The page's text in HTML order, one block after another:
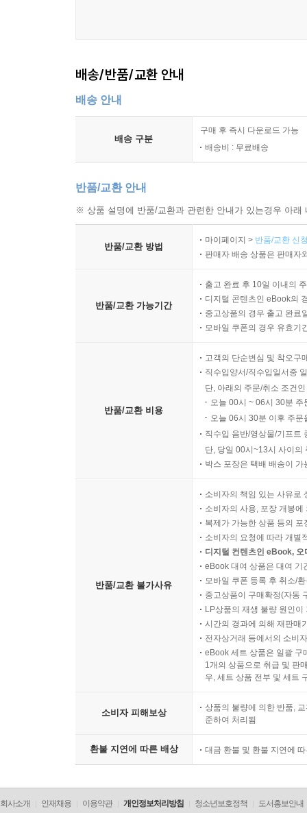
배송/반품/교환 안내
배송 안내
배송 구분
구매 후 즉시 다운로드 가능
배송비 : 무료배송
반품/교환 안내
※ 상품 설명에 반품/교환과 관련한 안내가 있는경우 아
반품/교환 방법
마이페이지 > 반품/교환 신
판매자 배송 상품은 판매자
반품/교환 가능기간
출고 완료 후 10일 이내의
디지털 콘텐츠인 eBook의
중고상품의 경우 출고 완료
모바일 쿠폰의 경우 유효기
반품/교환 비용
고객의 단순변심 및 착오구
직수입양서/직수입일서중
단, 아래의 주문/취소 조건
오늘 00시 ~ 06시 30분
오늘 06시 30분 이후 주
직수입 음반/영상물/기프트
단, 당일 00시~13시 사이의
박스 포장은 택배 배송이
반품/교환 불가사유
소비자의 책임 있는 사유로
소비자의 사용, 포장 개봉
복제가 가능한 상품 등의
소비자의 요청에 따라 개별
디지털 컨텐츠인 eBook,
eBook 대여 상품은 대여 기
모바일 쿠폰 등록 후 취소/
중고상품이 구매확정(자동
LP상품의 재생 불량 원인
시간의 경과에 의해 재판매
전자상거래 등에서의 소비
eBook 세트 상품은 일괄 구
1개의 상품으로 취급 및 판
우, 세트 상품 전부 및 세트
소비자 피해보상
상품의 불량에 의한 반품,
준하여 처리됨
환불 지연에 따른 배상 대금 환불 및 환불 지연에
회사소개 인재채용 이용약관 개인정보처리방침 청소년보호정책 도서홍보안내